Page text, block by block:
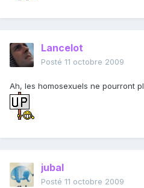
Lancelot
Posté 11 octobre 2009
Ah, les homosexuels ne pourront
jubal
Posté 11 octobre 2009